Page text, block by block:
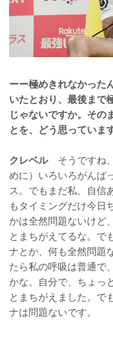
ーー極めきれなかった
いたとおり、最後まで
じゃないですか。その
とを、どう思っていま
クレベルそうですね、
めに）いろいろがんば
ス。でもまだ私、自信
もタイミングだけ今日
かは全然問題ないけど
とまちがえてるな。で
ナとか、何も全然問題
たら私の呼吸は普通で
かな。自分で、ちょっ
とまちがえました。で
ナは問題ないです。